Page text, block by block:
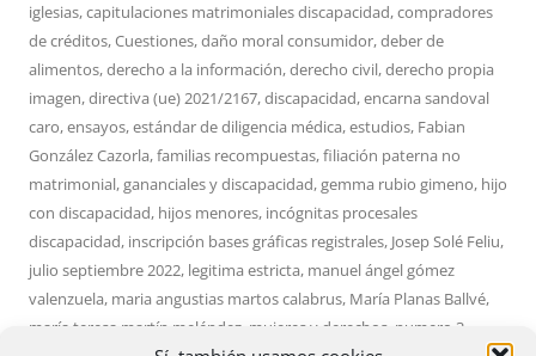
iglesias,capitulaciones matrimoniales discapacidad,compradores
de créditos,Cuestiones,daño moral consumidor,deber de
alimentos,derecho a la información,derecho civil,derecho propia
imagen,directiva (ue) 2021/2167,discapacidad,encarna sandoval
caro,ensayos,estándar de diligencia médica,estudios, Fabian
González Cazorla,familias recompuestas,filiación paterna no
matrimonial,gananciales y discapacidad,gemma rubio gimeno, hijo
con discapacidad, hijos menores, incógnitas procesales
discapacidad, inscripción bases gráficas registrales, Josep Solé Feliu,
julio septiembre 2022, legitima estricta, manuel ángel gómez
valenzuela, maria angustias martos calabrus, María Planas Ballvé,
maría teresa martín meléndez mujeres y derechos numero 3